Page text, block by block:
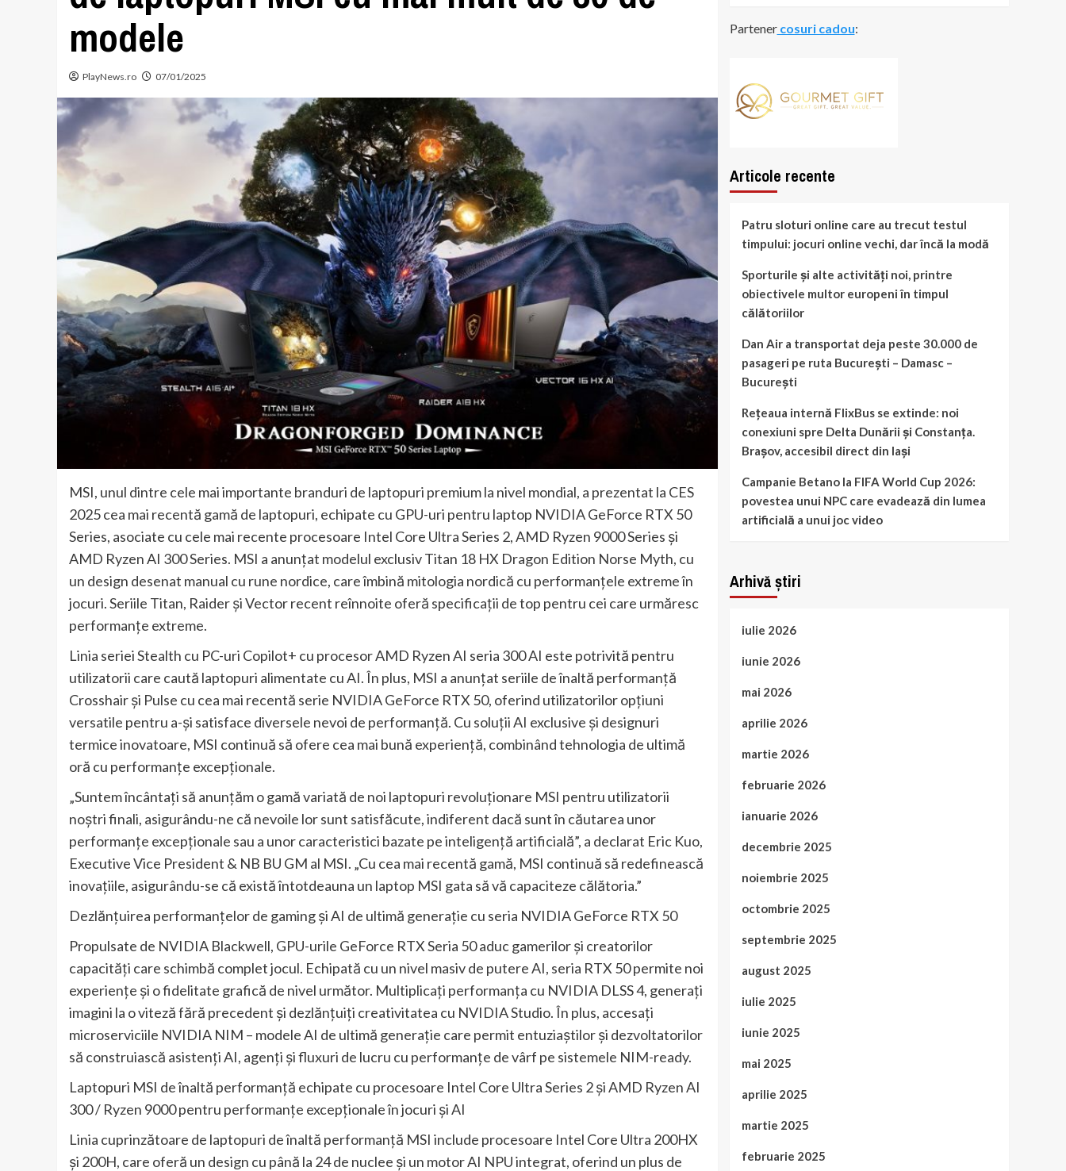
modele
PlayNews.ro 07/01/2025
MSI, unul dintre cele mai importante branduri de laptopuri premium la nivel mondial, a prezentat la CES
2025 cea mai recentă gamă de laptopuri, echipate cu GPU-uri pentru laptop NVIDIA GeForce RTX 50
Series, asociate cu cele mai recente procesoare Intel Core Ultra Series 2, AMD Ryzen 9000 Series și
AMD Ryzen AI 300 Series. MSI a anunțat modelul exclusiv Titan 18 HX Dragon Edition Norse Myth, cu
un design desenat manual cu rune nordice, care îmbină mitologia nordică cu performanțele extreme în
jocuri. Seriile Titan, Raider și Vector recent reînnoite oferă specificații de top pentru cei care urmăresc
performanțe extreme.
Linia seriei Stealth cu PC-uri Copilot+ cu procesor AMD Ryzen AI seria 300 AI este potrivită pentru
utilizatorii care caută laptopuri alimentate cu AI. În plus, MSI a anunțat seriile de înaltă performanță
Crosshair și Pulse cu cea mai recentă serie NVIDIA GeForce RTX 50, oferind utilizatorilor opțiuni
versatile pentru a-și satisface diversele nevoi de performanță. Cu soluții AI exclusive și designuri
termice inovatoare, MSI continuă să ofere cea mai bună experiență, combinând tehnologia de ultimă
oră cu performanțe excepționale.
„Suntem încântați să anunțăm o gamă variată de noi laptopuri revoluționare MSI pentru utilizatorii
noștri finali, asigurându-ne că nevoile lor sunt satisfăcute, indiferent dacă sunt în căutarea unor
performanțe excepționale sau a unor caracteristici bazate pe inteligență artificială”, a declarat Eric Kuo,
Executive Vice President & NB BU GM al MSI. „Cu cea mai recentă gamă, MSI continuă să redefinească
inovațiile, asigurându-se că există întotdeauna un laptop MSI gata să vă capaciteze călătoria.”
Dezlănțuirea performanțelor de gaming și AI de ultimă generație cu seria NVIDIA GeForce RTX 50
Propulsate de NVIDIA Blackwell, GPU-urile GeForce RTX Seria 50 aduc gamerilor și creatorilor
capacități care schimbă complet jocul. Echipată cu un nivel masiv de putere AI, seria RTX 50 permite noi
experiențe și o fidelitate grafică de nivel următor. Multiplicați performanța cu NVIDIA DLSS 4, generați
imagini la o viteză fără precedent și dezlănțuiți creativitatea cu NVIDIA Studio. În plus, accesați
microserviciile NVIDIA NIM – modele AI de ultimă generație care permit entuziaștilor și dezvoltatorilor
să construiască asistenți AI, agenți și fluxuri de lucru cu performanțe de vârf pe sistemele NIM-ready.
Laptopuri MSI de înaltă performanță echipate cu procesoare Intel Core Ultra Series 2 și AMD Ryzen AI
300 / Ryzen 9000 pentru performanțe excepționale în jocuri și AI
Linia cuprinzătoare de laptopuri de înaltă performanță MSI include procesoare Intel Core Ultra 200HX
și 200H, care oferă un design cu până la 24 de nuclee și un motor AI NPU integrat, oferind un plus de
Partenercosuri cadou:
Articole recente
Patru sloturi online care au trecut testul
timpului: jocuri online vechi, dar încă la modă
Sporturile și alte activități noi, printre
obiectivele multor europeni în timpul
călătoriilor
Dan Air a transportat deja peste 30.000 de
pasageri pe ruta București – Damasc –
București
Rețeaua internă FlixBus se extinde: noi
conexiuni spre Delta Dunării și Constanța.
Brașov, accesibil direct din Iași
Campanie Betano la FIFA World Cup 2026:
povestea unui NPC care evadează din lumea
artificială a unui joc video
Arhivă știri
iulie 2026
iunie 2026
mai 2026
aprilie 2026
martie 2026
februarie 2026
ianuarie 2026
decembrie 2025
noiembrie 2025
octombrie 2025
septembrie 2025
august 2025
iulie 2025
iunie 2025
mai 2025
aprilie 2025
martie 2025
februarie 2025